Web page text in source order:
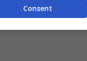
Consent